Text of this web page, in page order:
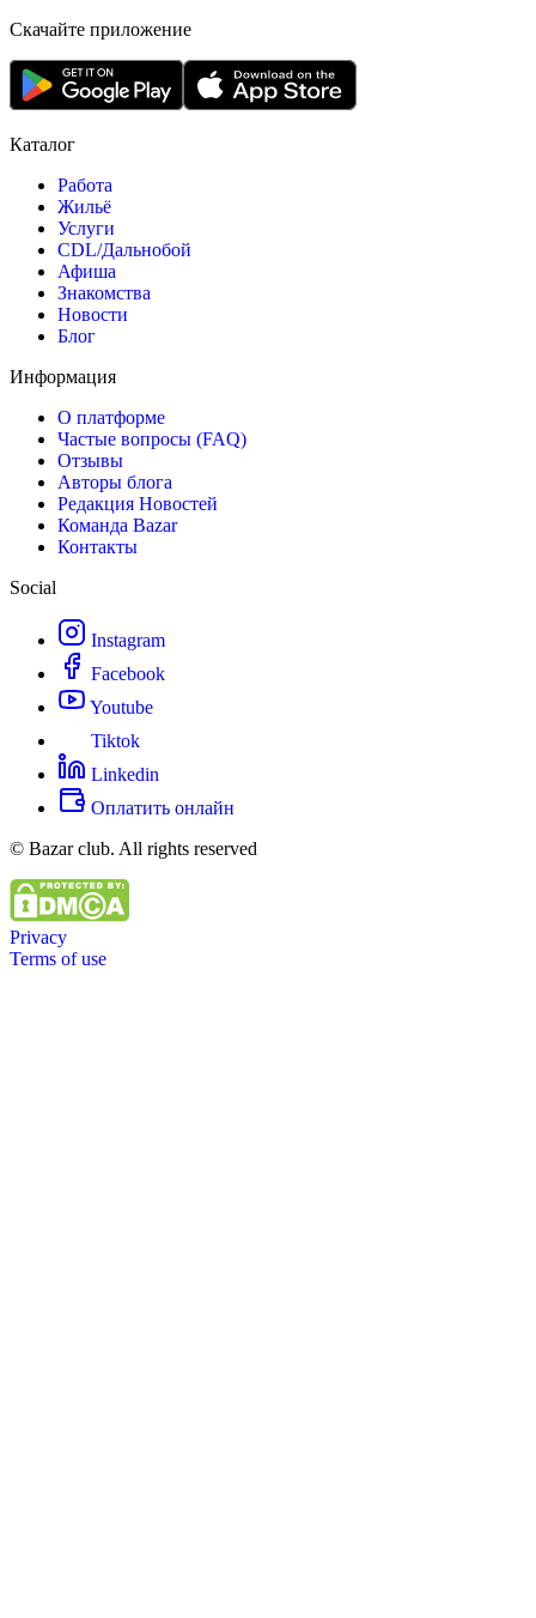
Скачайте приложение
Каталог
Работа
Жильё
Услуги
CDL/Дальнобой
Афиша
Знакомства
Новости
Блог
Информация
О платформе
Частые вопросы (FAQ)
Отзывы
Авторы блога
Редакция Новостей
Команда Bazar
Контакты
Social
Instagram
Facebook
Youtube
Tiktok
Linkedin
Оплатить онлайн
© Bazar club. All rights reserved
Privacy
Terms of use